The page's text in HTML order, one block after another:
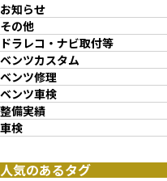
お知らせ
その他
ドラレコ・ナビ取付等
ベンツカスタム
ベンツ修理
ベンツ車検
整備実績
車検
人気のあるタグ